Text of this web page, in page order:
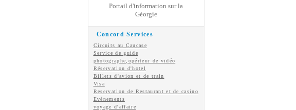
Portail d'information sur la
Géorgie
Concord Services
Circuits au Caucase
Service de guide
photographe,opérteur de vidéo
Réservation d'hotel
Billets d'avion et de train
Visa
Reservation de Restaurant et de casino
Evénements
voyage d'affaire